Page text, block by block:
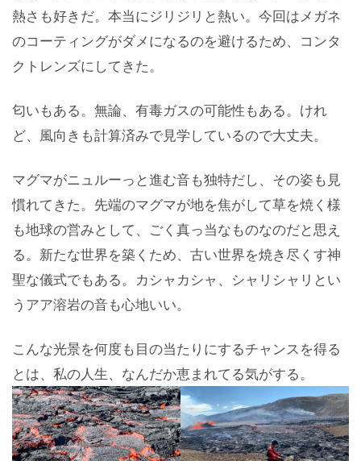
熱さも好きだ。本当にジリジリと熱い。今回はメガネ
のコーティングがダメになるのを避けるため、コンタ
クトレンズにしてきた。
匂いもある。無論、有毒ガスの可能性もある。けれ
ど、風向きも計算済みで見学しているので大丈夫。
マグマがニュルーっと進む音も独特だし、その姿も見
慣れてきた。先端のマグマが地を焦がして草を焼く様
も地球の営みとして、ごく真っ当なものなのだと思え
る。新たな世界を築くため、古い世界を焼き尽くす神
聖な儀式でもある。カシャカシャ、シャリシャリとい
うアア溶岩の音も心地いい。
こんな光景を何度も目の当たりにするチャンスを得る
とは、私の人生、なんだか恵まれてる気がする。